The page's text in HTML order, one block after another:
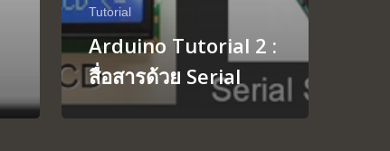
Tutorial
Arduino Tutorial 2 :
สื่อสารด้วย Serial